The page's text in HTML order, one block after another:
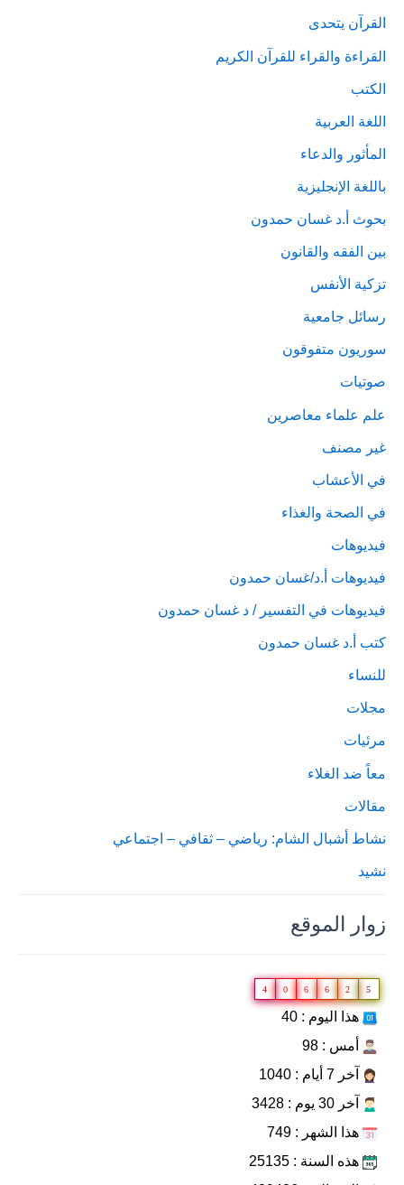
القرآن يتحدى
القراءة والقراء للقرآن الكريم
الكتب
اللغة العربية
المأثور والدعاء
باللغة الإنجليزية
بحوث أ.د غسان حمدون
بين الفقه والقانون
تزكية الأنفس
رسائل جامعية
سوريون متفوقون
صوتيات
علم علماء معاصرين
غير مصنف
في الأعشاب
في الصحة والغذاء
فيديوهات
فيديوهات أ.د/غسان حمدون
فيديوهات في التفسير / د غسان حمدون
كتب أ.د غسان حمدون
للنساء
مجلات
مرئيات
معاً ضد الغلاء
مقالات
نشاط أشبال الشام: رياضي – ثقافي – اجتماعي
نشيد
زوار الموقع
4 0 6 6 2 5
هذا اليوم : 40
أمس : 98
آخر 7 أيام : 1040
آخر 30 يوم : 3428
هذا الشهر : 749
هذه السنة : 25135